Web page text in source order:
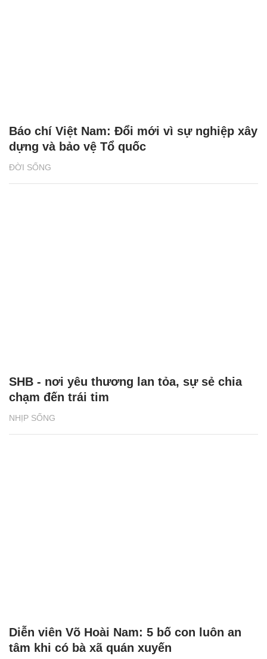
ĐỜI SỐNG
Báo chí Việt Nam: Đổi mới vì sự nghiệp xây
dựng và bảo vệ Tổ quốc
NHỊP SỐNG
SHB - nơi yêu thương lan tỏa, sự sẻ chia
chạm đến trái tim
Diễn viên Võ Hoài Nam: 5 bố con luôn an
tâm khi có bà xã quán xuyến